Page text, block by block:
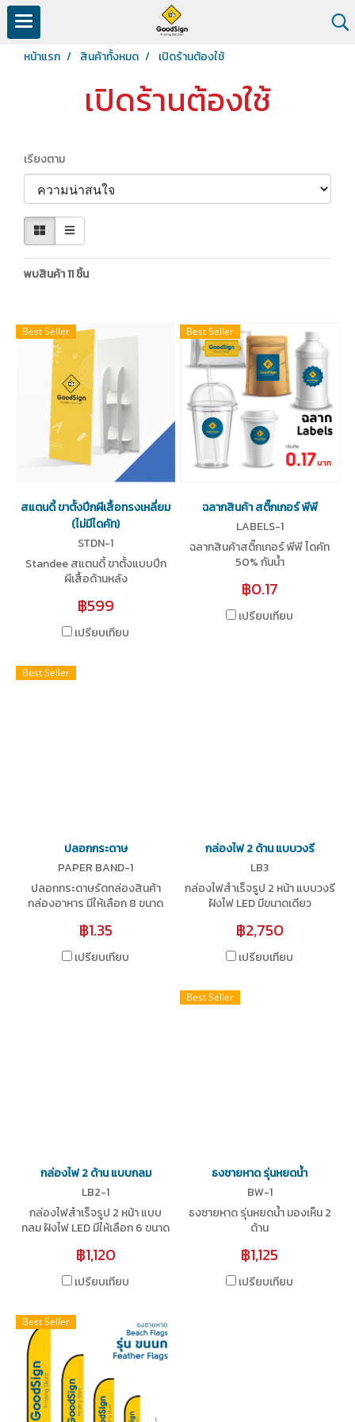
หน้าแรก สินค้าทั้งหมด เปิดร้านต้องใช้
เปิดร้านต้องใช้
เรียงตาม
พบสินค้า 11 ชิ้น
Best Seller
สแตนดี้ ขาตั้งปีกผีเสื้อทรงเหลี่ยม
(ไม่มีไดคัท)
STDN-1
Standee สแตนดี้ ขาตั้งแบบปีก
ผีเสื้อด้านหลัง
฿599
เปรียบเทียบ
Best Seller
ฉลากสินค้า สติ๊กเกอร์ พีพี
LABELS-1
ฉลากสินค้าสติ๊กเกอร์ พีพี ไดคัท
50% กันน้ำ
฿0.17
เปรียบเทียบ
Best Seller
ปลอกกระดาษ
PAPER BAND-1
ปลอกกระดาษรัดกล่องสินค้า
กล่องอาหาร มีให้เลือก 8 ขนาด
฿1.35
เปรียบเทียบ
กล่องไฟ 2 ด้าน แบบวงรี
LB3
กล่องไฟสำเร็จรูป 2 หน้า แบบวงรี
ฝังไฟ LED มีขนาดเดียว
฿2,750
เปรียบเทียบ
กล่องไฟ 2 ด้าน แบบกลม
LB2-1
กล่องไฟสำเร็จรูป 2 หน้า แบบ
กลม ฝังไฟ LED มีให้เลือก 6 ขนาด
฿1,120
เปรียบเทียบ
Best Seller
ธงชายหาด รุ่นหยดน้ำ
BW-1
ธงชายหาด รุ่นหยดน้ำ มองเห็น 2
ด้าน
฿1,125
เปรียบเทียบ
Best Seller